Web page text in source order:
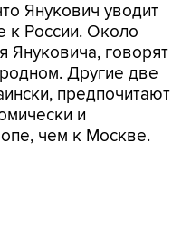
Янукович уводит
к России. Около
Януковича, говорят
Другие две
предпочитают
и
чем к Москве.